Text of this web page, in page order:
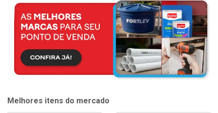
Melhores itens do mercado